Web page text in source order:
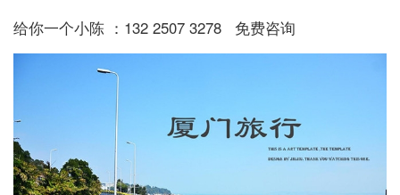
给你一个小陈 ：132 2507 3278 免费咨询